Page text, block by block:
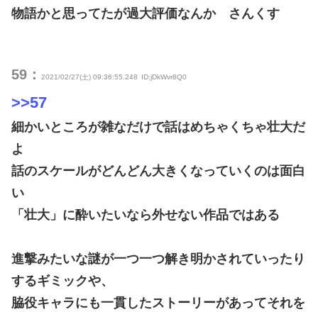
物語かと思ってたが過大評価なんか さんくす
59： 2021/02/27(土) 09:36:55.248 ID:jDkWvr8Q0
>>57
細かいところが雑なだけで話はめちゃくちゃ壮大だ
よ
話のスケールがどんどん大きくなっていくのは面白
い
「壮大」に酔いたいなら外せない作品ではある
進撃みたいな謎が一つ一つ解き明かされていったり
するギミックや、
脇役キャラにも一貫したストーリーがあってそれを